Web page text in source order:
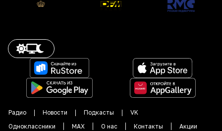
Радио Новости Подкасты
VK
Одноклассники
MAX О нас Контакты Акции